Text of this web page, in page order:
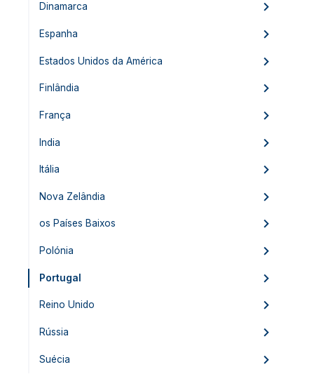
Dinamarca
Espanha
Estados Unidos da América
Finlândia
França
India
Itália
Nova Zelândia
os Países Baixos
Polónia
Portugal
Reino Unido
Rússia
Suécia